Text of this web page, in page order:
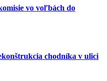
vo voľbách do
chodníka v ulici